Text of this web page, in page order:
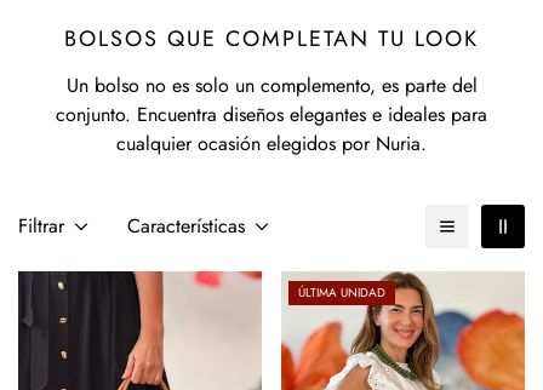
BOLSOS QUE COMPLETAN TU LOOK
Un bolso no es solo un complemento, es parte del
conjunto. Encuentra diseños elegantes e ideales para
cualquier ocasión elegidos por Nuria.
Filtrar Características
ÚLTIMA UNIDAD